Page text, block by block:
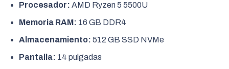
Procesador: AMD Ryzen 5 5500U
Memoria RAM: 16 GB DDR4
Almacenamiento: 512 GB SSD NVMe
Pantalla: 14 pulgadas